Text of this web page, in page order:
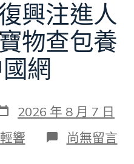
興注進人
物查包養
網
2026 年 8 月 7 日
響 在
〈為
尚無留言